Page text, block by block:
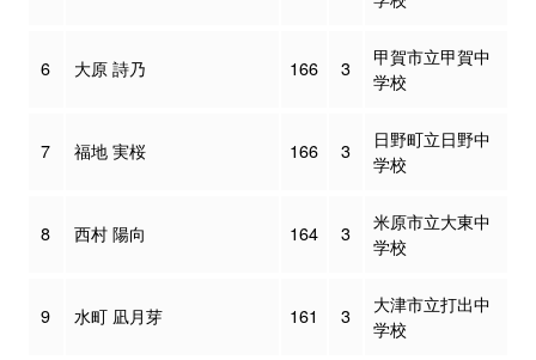
6 大原 詩乃 166 3
甲賀市立甲賀中
学校
7 福地 実桜 166 3
日野町立日野中
学校
8 西村 陽向 164 3
米原市立大東中
学校
9 水町 凪月芽 161 3
大津市立打出中
学校